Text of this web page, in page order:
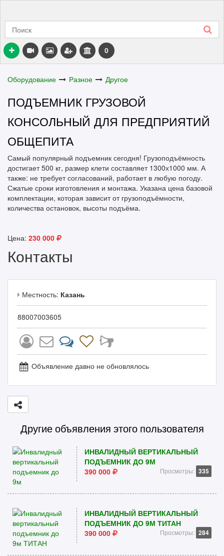
0
Оборудование Разное Другое
ПОДЪЕМНИК ГРУЗОВОЙ
КОНСОЛЬНЫЙ ДЛЯ ПРЕДПРИЯТИЙ
ОБЩЕПИТА
Самый популярный подъемник сегодня! Грузоподъёмность
достигает 500 кг, размер клети составляет 1300х1000 мм. А
также: не требует согласований, работает в любую погоду.
Сжатые сроки изготовления и монтажа. Указана цена базовой
комплектации, которая зависит от грузоподъёмности,
количества остановок, высоты подъёма.
Цена: 230 000
Контакты
Местность: Казань
88007003605
Объявление давно не обновлялось
Другие объявления этого пользователя
ИНВАЛИДНЫЙ ВЕРТИКАЛЬНЫЙ
ПОДЪЕМНИК ДО 9М
390 000
Просмотры: 335
ИНВАЛИДНЫЙ ВЕРТИКАЛЬНЫЙ
ПОДЪЕМНИК ДО 9М ТИТАН
390 000
Просмотры: 284